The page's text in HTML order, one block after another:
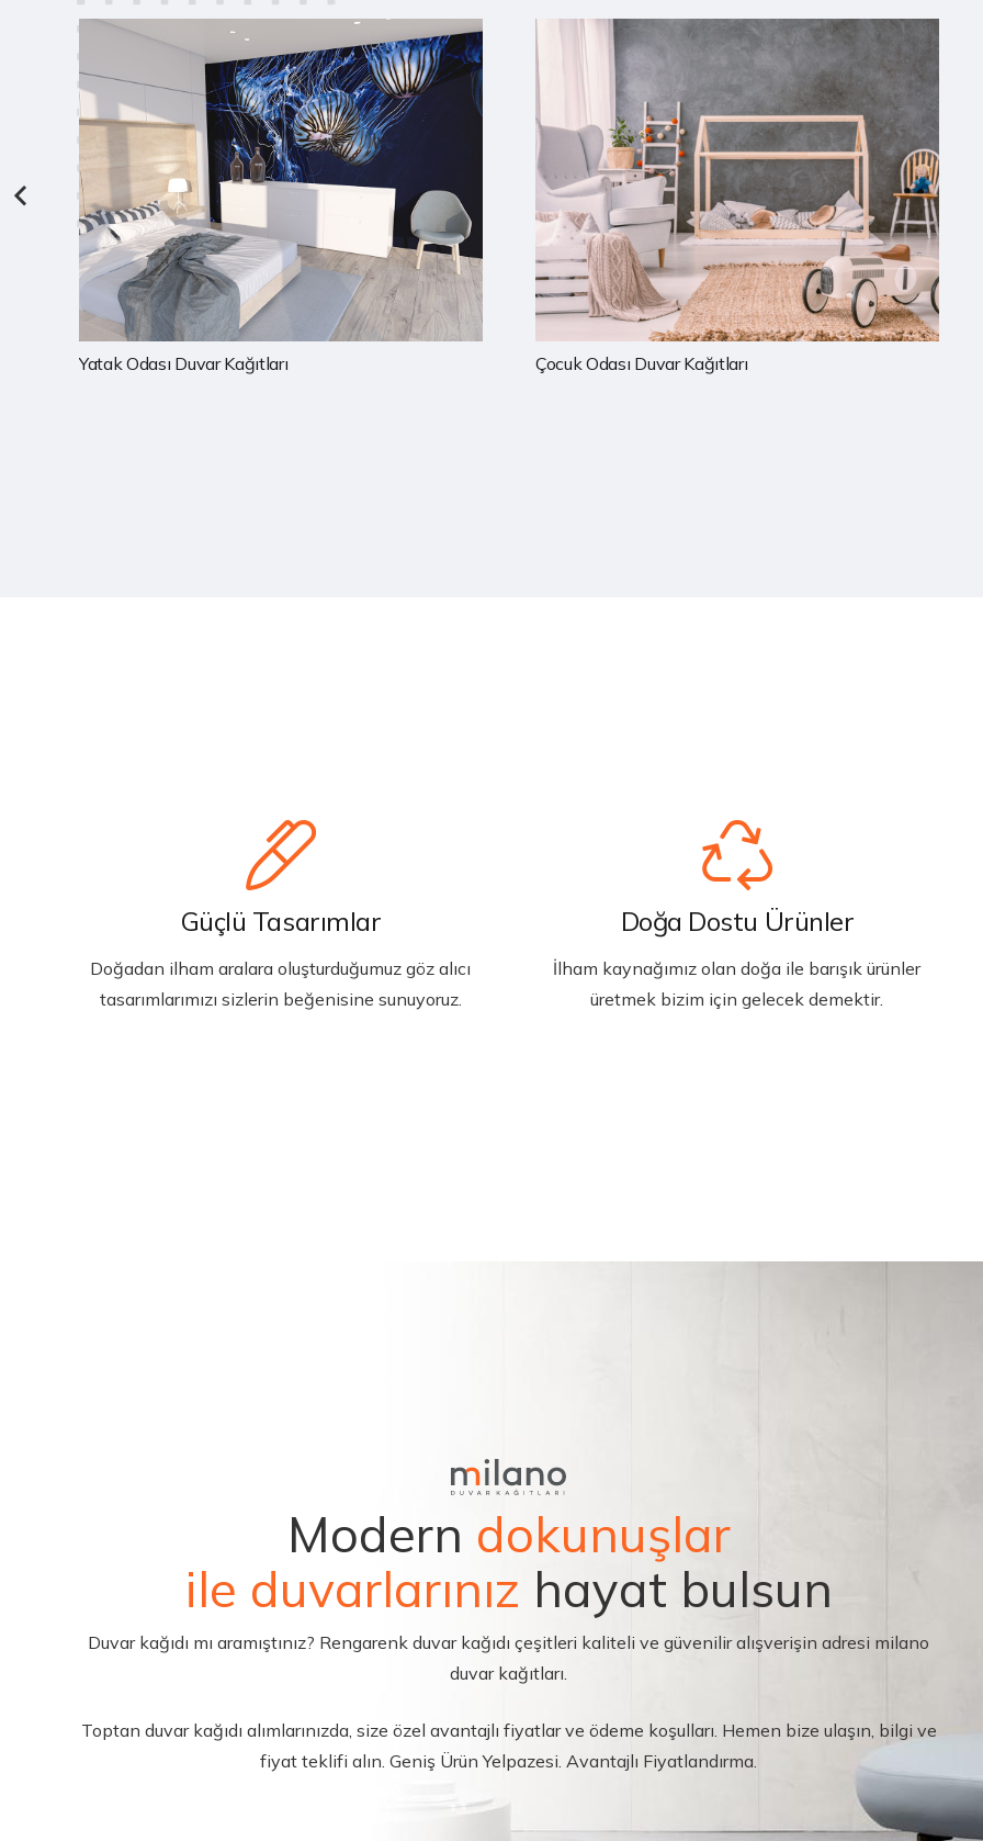
Çocuk Odası Duvar Kağıtları Mutfak Duvar Kağıtları
Güçlü Tasarımlar
Doğadan ilham aralara oluşturduğumuz göz alıcı
tasarımlarımızı sizlerin beğenisine sunuyoruz.
Doğa Dostu Ürünler
İlham kaynağımız olan doğa ile barışık ürünler
üretmek bizim için gelecek demektir.
Modern dokunuşlar
ile duvarlarınız hayat bulsun
Duvar kağıdı mı aramıştınız? Rengarenk duvar kağıdı çeşitleri kaliteli ve güvenilir alışverişin adresi milano
duvar kağıtları.
Toptan duvar kağıdı alımlarınızda, size özel avantajlı fiyatlar ve ödeme koşulları. Hemen bize ulaşın, bilgi ve
fiyat teklifi alın. Geniş Ürün Yelpazesi. Avantajlı Fiyatlandırma.